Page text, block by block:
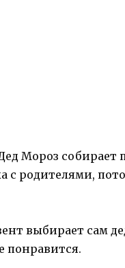
Мороз собирает
с родителями,
выбирает сам
понравится.